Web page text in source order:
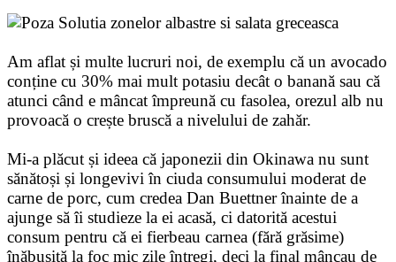
Am aflat și multe lucruri noi, de exemplu că un avocado
conține cu 30% mai mult potasiu decât o banană sau că
atunci când e mâncat împreună cu fasolea, orezul alb nu
provoacă o crește bruscă a nivelului de zahăr.
Mi-a plăcut și ideea că japonezii din Okinawa nu sunt
sănătoși și longevivi în ciuda consumului moderat de
carne de porc, cum credea Dan Buettner înainte de a
ajunge să îi studieze la ei acasă, ci datorită acestui
consum pentru că ei fierbeau carnea (fără grăsime)
înăbușită la foc mic zile întregi, deci la final mâncau de